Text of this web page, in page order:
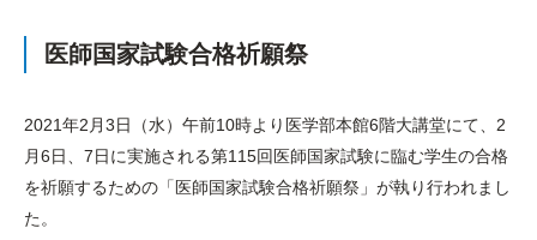
医師国家試験合格祈願祭
2021年2月3日（水）午前10時より医学部本館6階大講堂にて、2
月6日、7日に実施される第115回医師国家試験に臨む学生の合格
を祈願するための「医師国家試験合格祈願祭」が執り行われまし
た。